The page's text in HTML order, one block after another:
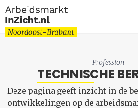
Profession
TECHNISCHE
Deze pagina geeft inzicht in de
ontwikkelingen op de